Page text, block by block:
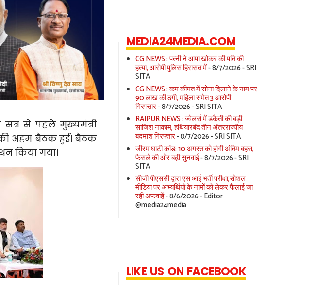
से पहले मुख्यमंत्री
की अहम बैठक हुई। बैठक
किया गया।
MEDIA24MEDIA.COM
CG NEWS : पत्नी ने आपा खोकर की पति की
हत्या, आरोपी पुलिस हिरासत में- 8/7/2026- SRI
SITA
CG NEWS : कम कीमत में सोना दिलाने के नाम पर
90 लाख की ठगी, महिला समेत 3 आरोपी
गिरफ्तार- 8/7/2026- SRI SITA
RAIPUR NEWS : ज्वेलर्स में डकैती की बड़ी
साजिश नाकाम, हथियारबंद तीन अंतरराज्यीय
बदमाश गिरफ्तार- 8/7/2026- SRI SITA
जीरम घाटी कांड: 10 अगस्त को होगी अंतिम बहस,
फैसले की ओर बढ़ी सुनवाई- 8/7/2026- SRI
SITA
सीजी पीएससी द्वारा एस आई भर्ती परीक्षा,सोशल
मीडिया पर अभ्यर्थियों के नामों को लेकर फैलाई जा
रही अफवाहें- 8/6/2026- Editor
@media24media
LIKE US ON FACEBOOK